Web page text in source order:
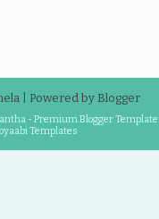
| Powered by Blogger
- Premium Blogger
Templates